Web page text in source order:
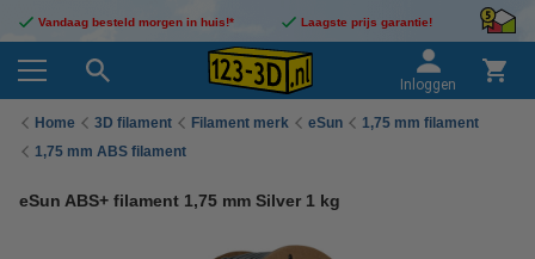
Vandaag besteld morgen in huis!* Laagste prijs garantie!
Inloggen
Home 3D filament Filament merk eSun
1,75 mm filament
1,75 mm ABS filament
eSun ABS+ filament 1,75 mm Silver 1 kg